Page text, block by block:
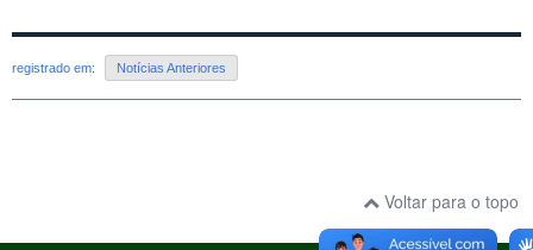
registrado em: Notícias Anteriores
Voltar para o topo